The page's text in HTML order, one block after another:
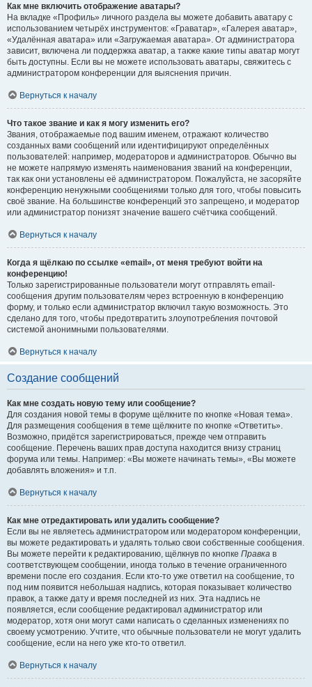
Как мне включить отображение аватары?
На вкладке «Профиль» личного раздела вы можете добавить аватару с
использованием четырёх инструментов: «Граватар», «Галерея аватар»,
«Удалённая аватара» или «Загружаемая аватара». От администратора
зависит, включена ли поддержка аватар, а также какие типы аватар могут
быть доступны. Если вы не можете использовать аватары, свяжитесь с
администратором конференции для выяснения причин.
Вернуться к началу
Что такое звание и как я могу изменить его?
Звания, отображаемые под вашим именем, отражают количество
созданных вами сообщений или идентифицируют определённых
пользователей: например, модераторов и администраторов. Обычно вы
не можете напрямую изменять наименования званий на конференции,
так как они установлены её администратором. Пожалуйста, не засоряйте
конференцию ненужными сообщениями только для того, чтобы повысить
своё звание. На большинстве конференций это запрещено, и модератор
или администратор понизят значение вашего счётчика сообщений.
Вернуться к началу
Когда я щёлкаю по ссылке «email», от меня требуют войти на
конференцию!
Только зарегистрированные пользователи могут отправлять email-
сообщения другим пользователям через встроенную в конференцию
форму, и только если администратор включил такую возможность. Это
сделано для того, чтобы предотвратить злоупотребления почтовой
системой анонимными пользователями.
Вернуться к началу
Создание сообщений
Как мне создать новую тему или сообщение?
Для создания новой темы в форуме щёлкните по кнопке «Новая тема».
Для размещения сообщения в теме щёлкните по кнопке «Ответить».
Возможно, придётся зарегистрироваться, прежде чем отправить
сообщение. Перечень ваших прав доступа находится внизу страниц
форума или темы. Например: «Вы можете начинать темы», «Вы можете
добавлять вложения» и т.п.
Вернуться к началу
Как мне отредактировать или удалить сообщение?
Если вы не являетесь администратором или модератором конференции,
вы можете редактировать и удалять только свои собственные сообщения.
Вы можете перейти к редактированию, щёлкнув по кнопке Правка в
соответствующем сообщении, иногда только в течение ограниченного
времени после его создания. Если кто-то уже ответил на сообщение, то
под ним появится небольшая надпись, которая показывает количество
правок, а также дату и время последней из них. Эта надпись не
появляется, если сообщение редактировал администратор или
модератор, хотя они могут сами написать о сделанных изменениях по
своему усмотрению. Учтите, что обычные пользователи не могут удалить
сообщение, если на него уже кто-то ответил.
Вернуться к началу